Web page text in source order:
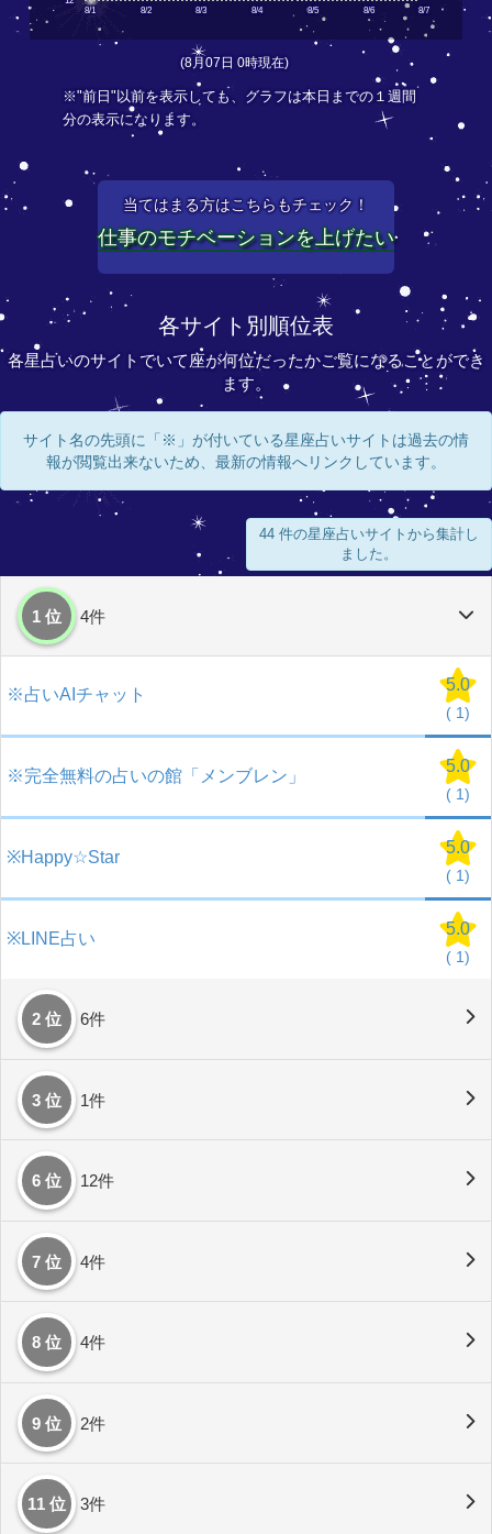
8/1 8/2 8/3 8/4 8/5 8/6 8/7
(8月07日 0時現在)
※"前日"以前を表示しても、グラフは本日までの１週間
分の表示になります。
当てはまる方はこちらもチェック！
仕事のモチベーションを上げたい
各サイト別順位表
各星占いのサイトでいて座が何位だったかご覧になることができ
ます。
サイト名の先頭に「※」が付いている星座占いサイトは過去の情
報が閲覧出来ないため、最新の情報へリンクしています。
44 件の星座占いサイトから集計し
ました。
1 位 4件
※占いAIチャット
5.0
( 1)
※完全無料の占いの館「メンブレン」
5.0
( 1)
※Happy☆Star
5.0
( 1)
※LINE占い
5.0
( 1)
2 位 6件
3 位 1件
6 位 12件
7 位 4件
8 位 4件
9 位 2件
11 位 3件